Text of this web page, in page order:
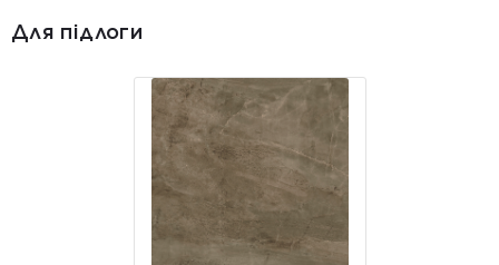
Для підлоги